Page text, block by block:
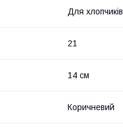
Для хлопчиків
21
14 см
Коричневий